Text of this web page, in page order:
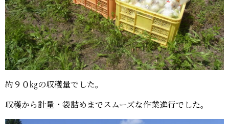
約９０㎏の収穫量でした。
収穫から計量・袋詰めまでスムーズな作業進行でした。